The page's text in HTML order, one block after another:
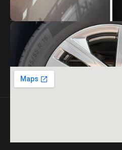
Ejerafgift (årlig)
1.520 DKK
INTERESSERET?